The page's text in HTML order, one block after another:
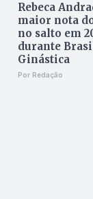
Rebeca
maior nota
no salto em
durante
Ginástica
Por Redação